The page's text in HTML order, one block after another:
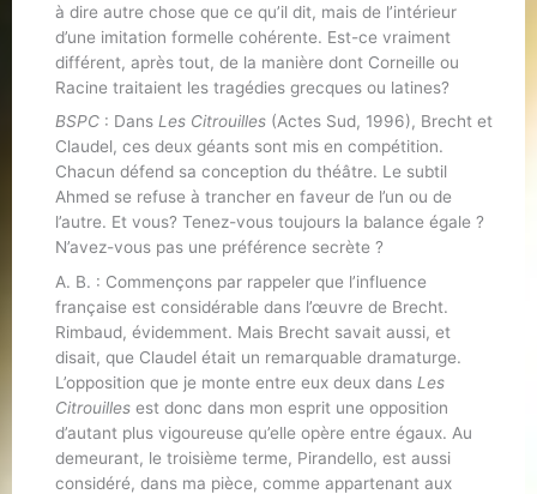
à dire autre chose que ce qu’il dit, mais de l’intérieur
d’une imitation formelle cohérente. Est-ce vraiment
différent, après tout, de la manière dont Corneille ou
Racine traitaient les tragédies grecques ou latines?
BSPC : Dans Les Citrouilles (Actes Sud, 1996), Brecht et
Claudel, ces deux géants sont mis en compétition.
Chacun défend sa conception du théâtre. Le subtil
Ahmed se refuse à trancher en faveur de l’un ou de
l’autre. Et vous? Tenez-vous toujours la balance égale ?
N’avez-vous pas une préférence secrète ?
A. B. : Commençons par rappeler que l’influence
française est considérable dans l’œuvre de Brecht.
Rimbaud, évidemment. Mais Brecht savait aussi, et
disait, que Claudel était un remarquable dramaturge.
L’opposition que je monte entre eux deux dans Les
Citrouilles est donc dans mon esprit une opposition
d’autant plus vigoureuse qu’elle opère entre égaux. Au
demeurant, le troisième terme, Pirandello, est aussi
considéré, dans ma pièce, comme appartenant aux